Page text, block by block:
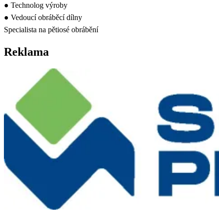
● Technolog výroby
● Vedoucí obráběcí dílny
Specialista na pětiosé obrábění
Reklama